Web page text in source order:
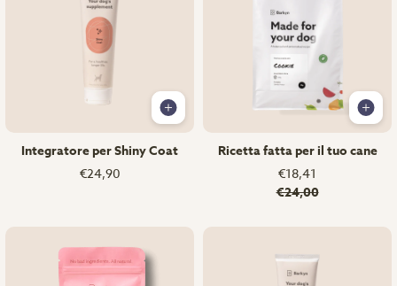
Integratore per Shiny Coat
€24,90
Ricetta fatta per il tuo cane
€18,41
€24,00